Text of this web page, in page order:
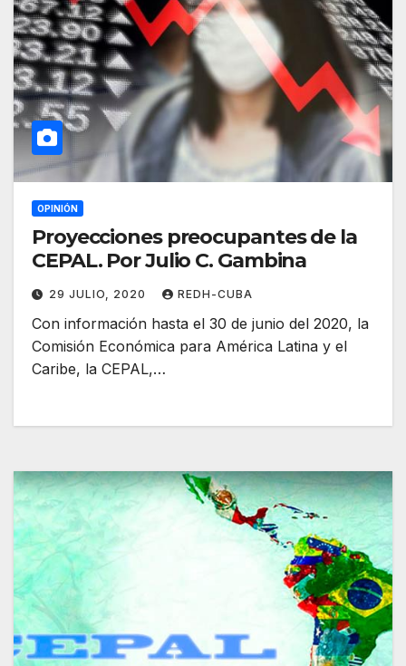
OPINIÓN
Proyecciones preocupantes de la
CEPAL. Por Julio C. Gambina
29 JULIO, 2020 REDH-CUBA
Con información hasta el 30 de junio del 2020, la
Comisión Económica para América Latina y el
Caribe, la CEPAL,…